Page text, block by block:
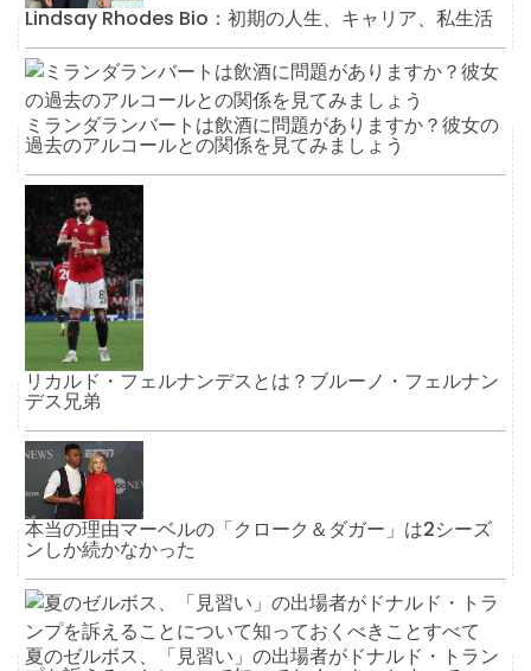
Lindsay Rhodes Bio：初期の人生、キャリア、私生活
ミランダランバートは飲酒に問題がありますか？彼女の
過去のアルコールとの関係を見てみましょう
リカルド・フェルナンデスとは？ブルーノ・フェルナン
デス兄弟
本当の理由マーベルの「クローク＆ダガー」は2シーズ
ンしか続かなかった
夏のゼルボス、「見習い」の出場者がドナルド・トラン